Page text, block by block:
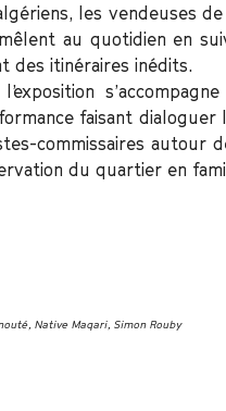
les vendeuses
au quotidien en
des itinéraires inédits.
faisant dialoguer
commissaires autour
du quartier en
Native Maqari, Simon Rouby